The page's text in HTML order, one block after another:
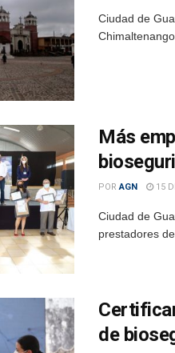
Ciudad de
Más
POR AGN 15
Ciudad de
prestadores
de